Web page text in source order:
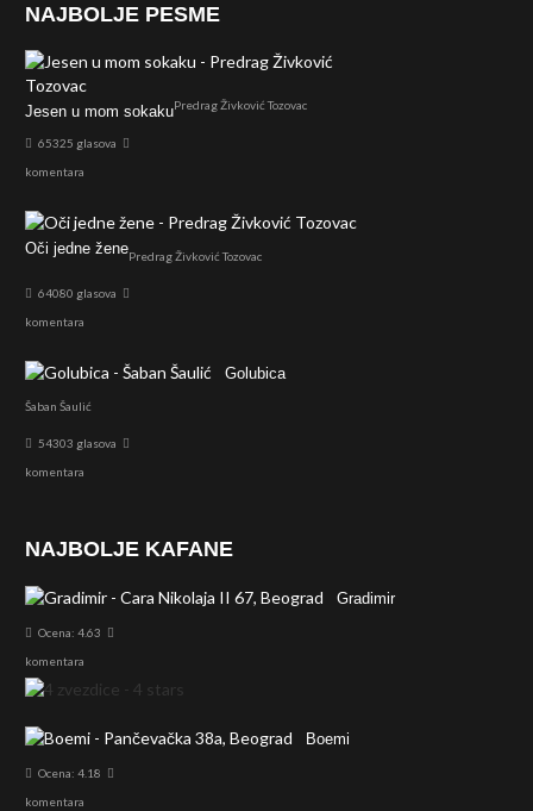
NAJBOLJE PESME
Jesen u mom sokakuPredrag Živković Tozovac
65325 glasova
komentara
Oči jedne ženePredrag Živković Tozovac
64080 glasova
komentara
Golubica
Šaban Šaulić
54303 glasova
komentara
NAJBOLJE KAFANE
Gradimir
Ocena: 4.63
komentara
Boemi
Ocena: 4.18
komentara